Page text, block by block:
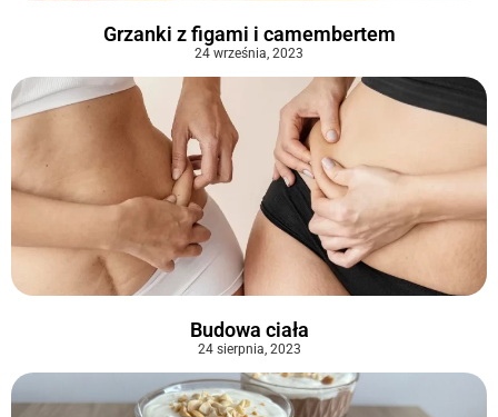
Grzanki z figami i camembertem
24 września, 2023
Budowa ciała
24 sierpnia, 2023